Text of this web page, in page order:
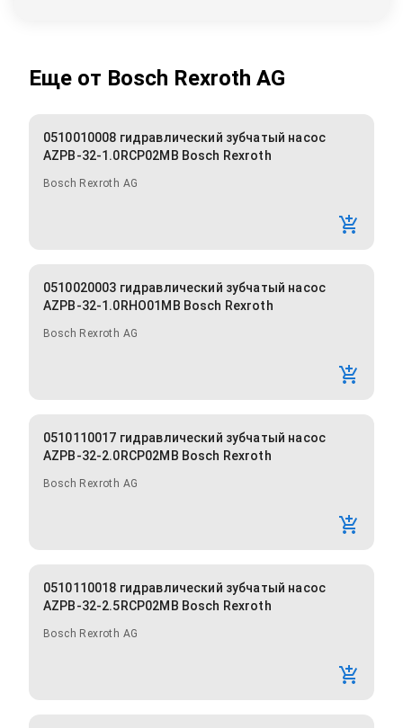
Еще от Bosch Rexroth AG
0510010008 гидравлический зубчатый насос
AZPB-32-1.0RCP02MB Bosch Rexroth
Bosch Rexroth AG
0510020003 гидравлический зубчатый насос
AZPB-32-1.0RHO01MB Bosch Rexroth
Bosch Rexroth AG
0510110017 гидравлический зубчатый насос
AZPB-32-2.0RCP02MB Bosch Rexroth
Bosch Rexroth AG
0510110018 гидравлический зубчатый насос
AZPB-32-2.5RCP02MB Bosch Rexroth
Bosch Rexroth AG